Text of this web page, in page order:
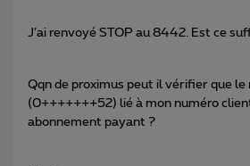
J’ai renvoyé STOP au 8442. Est ce
Qqn de proximus peut il vérifier que le
(0+++++++52) lié à mon numéro
abonnement payant ?